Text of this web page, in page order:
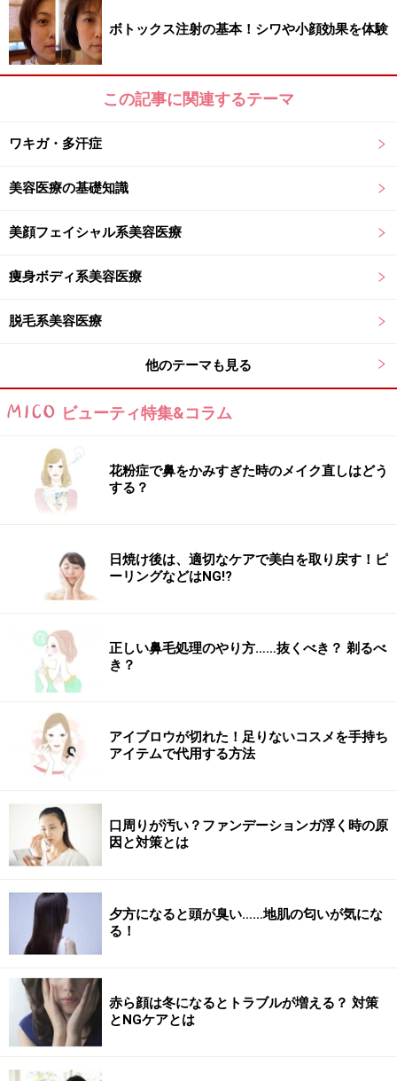
港南地区・美容医療の貴公子・安藤太一院長。懇切丁寧、的
確なカウンセリングもお見事です
その時の出力にもよりますが、気になるダウンタイムは
比較的少なめ。直後は赤みが出ますがメイクをすれば完
璧に隠せる程度。激しい皮むけもありません。ガイドも
サブタもできず触るとガサガサしているかな？と思う程
度のダウンタイムしか感じませんでした。
大きなニキビ跡を無かったことにする、などドラマティ
ックな効果を求めるなら5～6回照射することをおすすめ
い分小さくなります。
気になるお値段は鼻のみで1万2800円。9800円メニュー
で知られるアンデューでこの値段、ということは、その
分ものすごい効果が得られると思って間違いないでしょ
う。ちなみに都内クリニックでは2倍から4倍の価格が設
定されていました。
モザイクレーザーのデメリットは？
最大のデメリットは月に1度しか照射できないこと。夏
前に早くたくさん通って悩みを解消したいところです
が、効果が高い分あまり頻繁に照射しすぎると色素沈着
などのトラブルがおきるそう。また毛穴は皮脂の出口な
ので、毛穴を引き締めることで一時的にニキビが増える
人も。ニキビができやすい肌質の人はニキビをおさえる
治療を併用したほうがよさそうです。
それでは次ページでは毛穴レーザーを受けるステップを
紹介。長年の悩みがあっという間に解決しちゃう世紀の
瞬間ですよ！
あれ、思ったよりぜんぜん痛くない？
※記事内容は執筆時点のものです。最新の内容をご確認くださ
ボトックス注射の基本！シワや小顔効果を体験
この記事に関連するテーマ
ワキガ・多汗症
美容医療の基礎知識
美顔フェイシャル系美容医療
痩身ボディ系美容医療
脱毛系美容医療
他のテーマも見る
ビューティ特集&コラム
花粉症で鼻をかみすぎた時のメイク直しはどう
する？
日焼け後は、適切なケアで美白を取り戻す！ピ
ーリングなどはNG!?
正しい鼻毛処理のやり方……抜くべき？ 剃るべ
き？
アイブロウが切れた！足りないコスメを手持ち
アイテムで代用する方法
口周りが汚い？ファンデーションガ浮く時の原
因と対策とは
夕方になると頭が臭い……地肌の匂いが気にな
る！
赤ら顔は冬になるとトラブルが増える？ 対策
とNGケアとは